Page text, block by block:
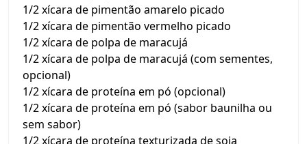
1/2 xícara de pimentão amarelo picado
1/2 xícara de pimentão vermelho picado
1/2 xícara de polpa de maracujá
1/2 xícara de polpa de maracujá (com sementes,
opcional)
1/2 xícara de proteína em pó (opcional)
1/2 xícara de proteína em pó (sabor baunilha ou
sem sabor)
1/2 xícara de proteína texturizada de soja